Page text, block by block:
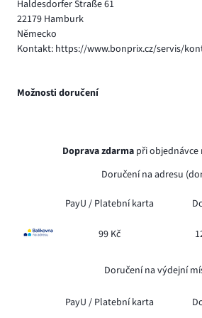
Haldesdorfer Straße 61
22179 Hamburk
Německo
Kontakt: https://www.bonprix.cz/servis/
Možnosti doručení
Doprava zdarma při objednávce
Doručení na adresu
PayU / Platební karta
99 Kč
Doručení na výdejní
PayU / Platební karta